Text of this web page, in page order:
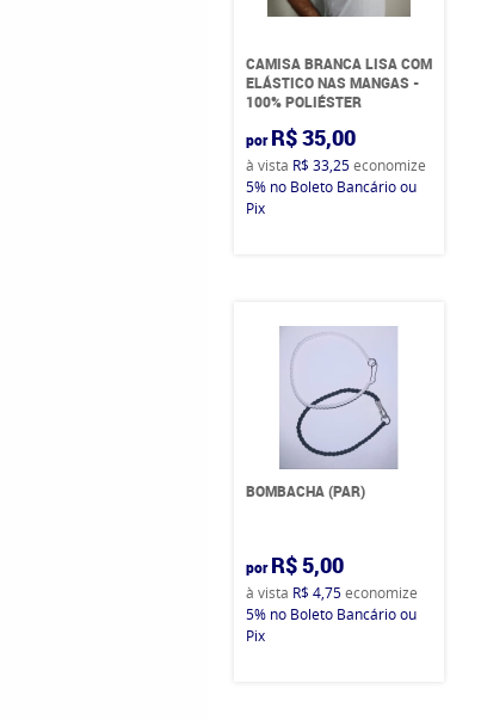
CAMISA BRANCA LISA COM
ELÁSTICO NAS MANGAS -
100% POLIÉSTER
por R$ 35,00
à vista R$ 33,25economize
5% no Boleto Bancário ou
Pix
BOMBACHA (PAR)
por R$ 5,00
à vista R$ 4,75economize
5% no Boleto Bancário ou
Pix